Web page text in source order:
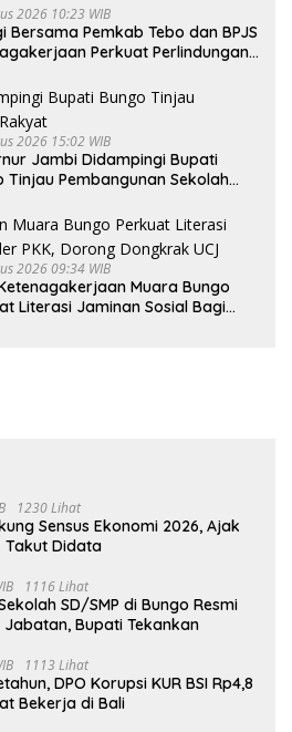
2026 10:23 WIB
Bersama Pemkab Tebo dan BPJS
Perkuat Perlindungan
2026 15:02 WIB
Jambi Didampingi Bupati
Tinjau Pembangunan Sekolah
2026 09:34 WIB
Muara Bungo
Literasi Jaminan Sosial Bagi
1230 Lihat
Sensus Ekonomi 2026, Ajak
Didata
1116 Lihat
SD/SMP di Bungo Resmi
Bupati Tekankan
1113 Lihat
DPO Korupsi KUR BSI Rp4,8
Bekerja di Bali